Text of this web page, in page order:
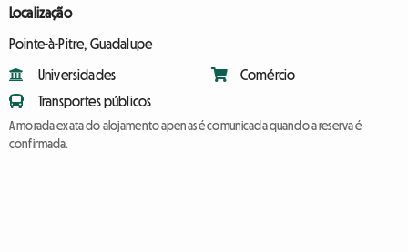
Localização
Pointe-à-Pitre, Guadalupe
Universidades
Transportes públicos
Comércio
A morada exata do alojamento apenas é comunicada quando a reserva é
confirmada.